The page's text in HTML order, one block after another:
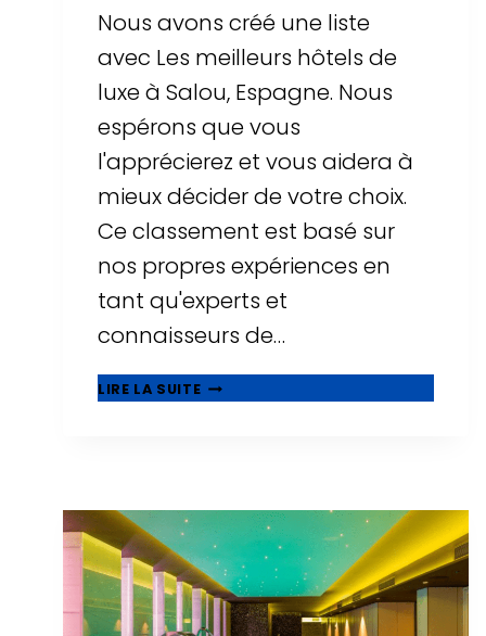
Nous avons créé une liste
avec Les meilleurs hôtels de
luxe à Salou, Espagne. Nous
espérons que vous
l'apprécierez et vous aidera à
mieux décider de votre choix.
Ce classement est basé sur
nos propres expériences en
tant qu'experts et
connaisseurs de…
LIRE LA SUITE⭐
MEILLEURS
SALOU
TOP
2026